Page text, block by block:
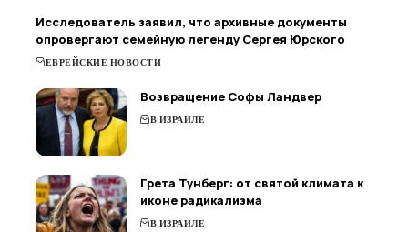
Исследователь заявил, что архивные документы
опровергают семейную легенду Сергея Юрского
ЕВРЕЙСКИЕ НОВОСТИ
Возвращение Софы Ландвер
В ИЗРАИЛЕ
Грета Тунберг: от святой климата к
иконе радикализма
В ИЗРАИЛЕ